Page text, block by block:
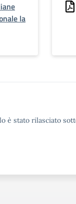
la
è stato rilasciato